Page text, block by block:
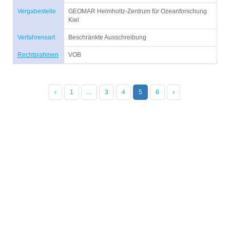
Vergabestelle
GEOMAR Helmholtz-Zentrum für Ozeanforschung
Kiel
Verfahrensart Beschränkte Ausschreibung
Rechtsrahmen VOB
‹ 1 ... 3 4 5 6 ›